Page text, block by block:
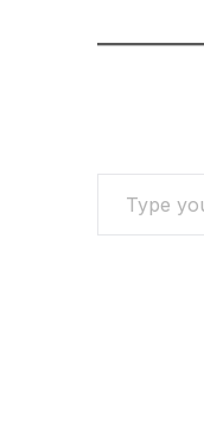
TYPE YOUR EMAIL…